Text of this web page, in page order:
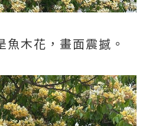
木花，畫面震撼。